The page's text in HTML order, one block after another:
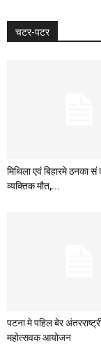
चटर-पटर
मिथिला एवं बिहारमे ठनका
व्यक्तिक मौत,...
पटना मे पहिल बेर
महोत्सवक आयोजन